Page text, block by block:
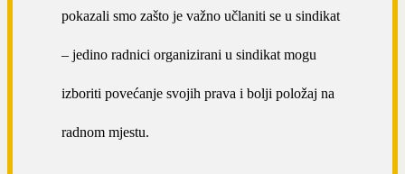
pokazali smo zašto je važno učlaniti se u sindikat
– jedino radnici organizirani u sindikat mogu
izboriti povećanje svojih prava i bolji položaj na
radnom mjestu.